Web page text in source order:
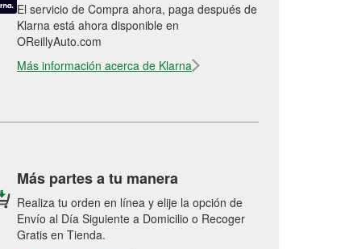
El servicio de Compra ahora, paga después de
Klarna está ahora disponible en
OReillyAuto.com
Más información acerca de Klarna
Más partes a tu manera
Realiza tu orden en línea y elije la opción de
Envío al Día Siguiente a Domicilio o Recoger
Gratis en Tienda.